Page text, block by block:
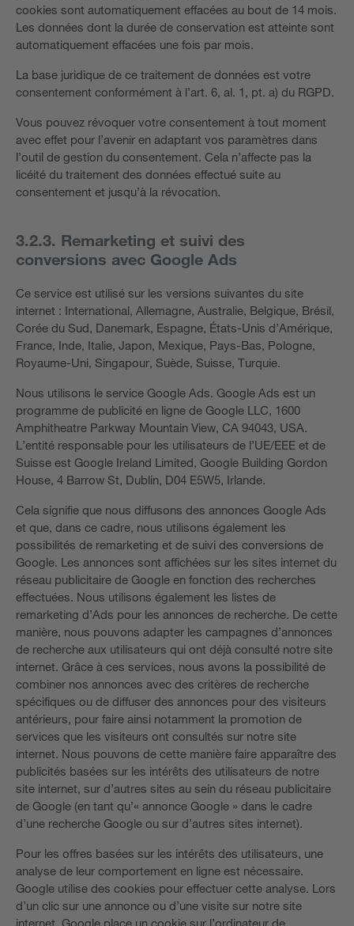
cookies sont automatiquement effacées au bout de 14 mois.
Les données dont la durée de conservation est atteinte sont
automatiquement effacées une fois par mois.
La base juridique de ce traitement de données est votre
consentement conformément à l’art. 6, al. 1, pt. a) du RGPD.
Vous pouvez révoquer votre consentement à tout moment
avec effet pour l’avenir en adaptant vos paramètres dans
l’outil de gestion du consentement. Cela n’affecte pas la
licéité du traitement des données effectué suite au
consentement et jusqu’à la révocation.
3.2.3. Remarketing et suivi des
conversions avec Google Ads
Ce service est utilisé sur les versions suivantes du site
internet : International, Allemagne, Australie, Belgique, Brésil,
Corée du Sud, Danemark, Espagne, États-Unis d’Amérique,
France, Inde, Italie, Japon, Mexique, Pays-Bas, Pologne,
Royaume-Uni, Singapour, Suède, Suisse, Turquie.
Nous utilisons le service Google Ads. Google Ads est un
programme de publicité en ligne de Google LLC, 1600
Amphitheatre Parkway Mountain View, CA 94043, USA.
L’entité responsable pour les utilisateurs de l’UE/EEE et de
Suisse est Google Ireland Limited, Google Building Gordon
House, 4 Barrow St, Dublin, D04 E5W5, Irlande.
Cela signifie que nous diffusons des annonces Google Ads
et que, dans ce cadre, nous utilisons également les
possibilités de remarketing et de suivi des conversions de
Google. Les annonces sont affichées sur les sites internet du
réseau publicitaire de Google en fonction des recherches
effectuées. Nous utilisons également les listes de
remarketing d’Ads pour les annonces de recherche. De cette
manière, nous pouvons adapter les campagnes d’annonces
de recherche aux utilisateurs qui ont déjà consulté notre site
internet. Grâce à ces services, nous avons la possibilité de
combiner nos annonces avec des critères de recherche
spécifiques ou de diffuser des annonces pour des visiteurs
antérieurs, pour faire ainsi notamment la promotion de
services que les visiteurs ont consultés sur notre site
internet. Nous pouvons de cette manière faire apparaître des
publicités basées sur les intérêts des utilisateurs de notre
site internet, sur d’autres sites au sein du réseau publicitaire
de Google (en tant qu’« annonce Google » dans le cadre
d’une recherche Google ou sur d’autres sites internet).
Pour les offres basées sur les intérêts des utilisateurs, une
analyse de leur comportement en ligne est nécessaire.
Google utilise des cookies pour effectuer cette analyse. Lors
d’un clic sur une annonce ou d’une visite sur notre site
internet, Google place un cookie sur l’ordinateur de